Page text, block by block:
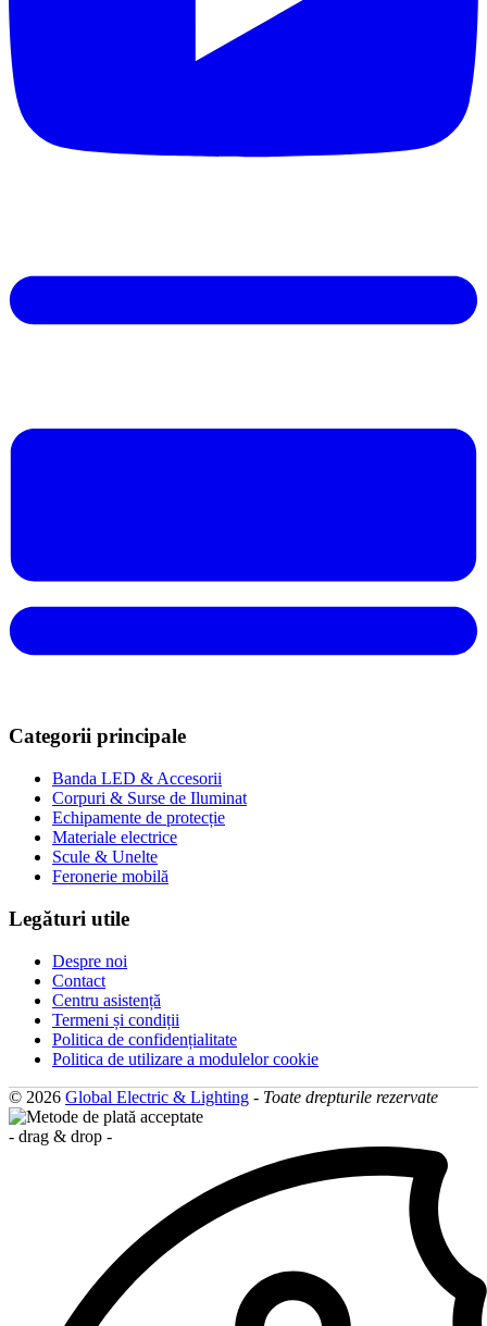
Categorii principale
Banda LED & Accesorii
Corpuri & Surse de Iluminat
Echipamente de protecție
Materiale electrice
Scule & Unelte
Feronerie mobilă
Legături utile
Despre noi
Contact
Centru asistență
Termeni și condiții
Politica de confidențialitate
Politica de utilizare a modulelor cookie
© 2026 Global Electric & Lighting - Toate drepturile rezervate
- drag & drop -